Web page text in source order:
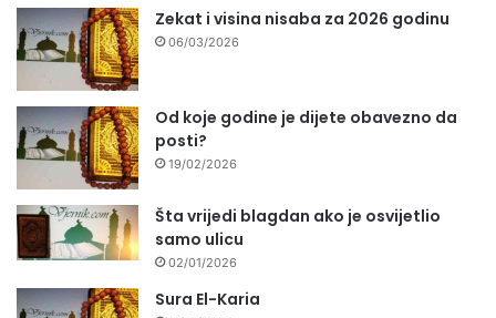
Zekat i visina nisaba za 2026 godinu
06/03/2026
Od koje godine je dijete obavezno da
posti?
19/02/2026
Šta vrijedi blagdan ako je osvijetlio
samo ulicu
02/01/2026
Sura El-Karia